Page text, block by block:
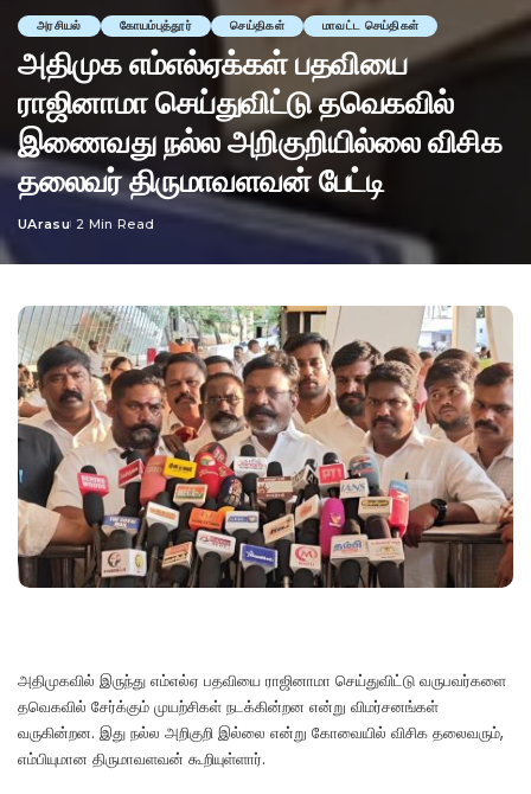
அரசியல் கோயம்புத்தூர் செய்திகள் மாவட்ட செய்திகள்
அதிமுக எம்எல்ஏக்கள் பதவியை
ராஜினாமா செய்துவிட்டு தவெகவில்
இணைவது நல்ல அறிகுறியில்லை விசிக
தலைவர் திருமாவளவன் பேட்டி
Posted
UArasu 2 Min Read
அதிமுகவில் இருந்து எம்எல்ஏ பதவியை ராஜினாமா செய்துவிட்டு வருபவர்களை
தவெகவில் சேர்க்கும் முயற்சிகள் நடக்கின்றன என்று விமர்சனங்கள்
வருகின்றன. இது நல்ல அறிகுறி இல்லை என்று கோவையில் விசிக தலைவரும்,
எம்பியுமான திருமாவளவன் கூறியுள்ளார்.